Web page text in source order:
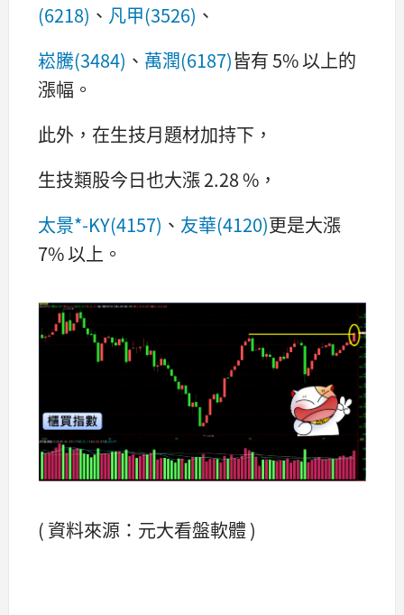
(6218) 、 凡甲(3526) 、
崧騰(3484) 、 萬潤(6187)皆有 5% 以上的
漲幅。
此外，在生技月題材加持下，
生技類股今日也大漲 2.28 %，
太景*-KY(4157) 、 友華(4120)更是大漲
7% 以上。
( 資料來源：元大看盤軟體 )